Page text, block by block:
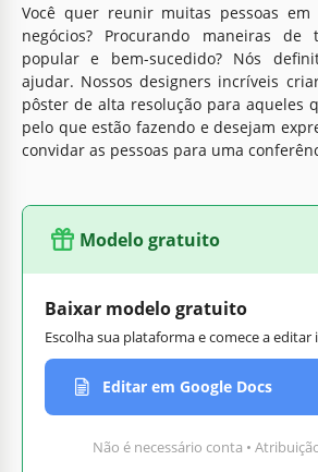
Você quer reunir muitas pessoas em
negócios? Procurando maneiras de
popular e bem-sucedido? Nós
ajudar. Nossos designers incríveis
pôster de alta resolução para aqueles
pelo que estão fazendo e desejam
convidar as pessoas para uma
Modelo gratuito
Baixar modelo gratuito
Escolha sua plataforma e comece a
Editar em Google Docs
Não é necessário conta •